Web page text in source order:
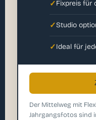
✓Fixpreis für
✓Studio
✓Ideal für
Der Mittelweg mit
Jahrgangsfotos sind